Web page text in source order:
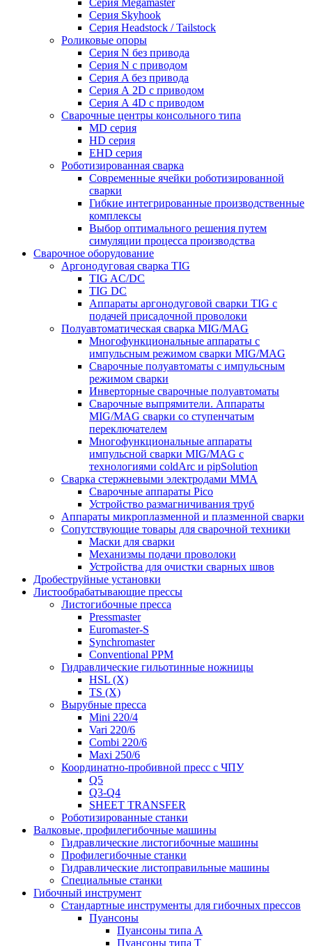
Серия Skyhook
Серия Headstock / Tailstock
Роликовые опоры
Серия N без привода
Серия N с приводом
Серия A без привода
Серия А 2D с приводом
Серия А 4D с приводом
Сварочные центры консольного типа
MD серия
HD серия
EHD серия
Роботизированная сварка
Современные ячейки роботизированной
сварки
Гибкие интегрированные производственные
комплексы
Выбор оптимального решения путем
симуляции процесса производства
Сварочное оборудование
Аргонодуговая сварка TIG
TIG AC/DC
TIG DC
Аппараты аргонодуговой сварки TIG с
подачей присадочной проволоки
Полуавтоматическая сварка MIG/MAG
Многофункциональные аппараты с
импульсным режимом сварки MIG/MAG
Сварочные полуавтоматы с импульсным
режимом сварки
Инверторные сварочные полуавтоматы
Сварочные выпрямители. Аппараты
MIG/MAG сварки со ступенчатым
переключателем
Многофункциональные аппараты
импульсной сварки MIG/MAG с
технологиями coldArc и pipSolution
Сварка стержневыми электродами MMA
Сварочные аппараты Pico
Устройство размагничивания труб
Аппараты микроплазменной и плазменной сварки
Сопутствующие товары для сварочной техники
Маски для сварки
Механизмы подачи проволоки
Устройства для очистки сварных швов
Дробеструйные установки
Листообрабатывающие прессы
Листогибочные пресса
Pressmaster
Euromaster-S
Synchromaster
Conventional PPM
Гидравлические гильотинные ножницы
HSL (X)
TS (X)
Вырубные пресса
Mini 220/4
Vari 220/6
Combi 220/6
Maxi 250/6
Координатно-пробивной пресс с ЧПУ
Q5
Q3-Q4
SHEET TRANSFER
Роботизированные станки
Валковые, профилегибочные машины
Гидравлические листогибочные машины
Профилегибочные станки
Гидравлические листоправильные машины
Специальные станки
Гибочный инструмент
Стандартные инструменты для гибочных прессов
Пуансоны
Пуансоны типа A
Пуансоны типа T